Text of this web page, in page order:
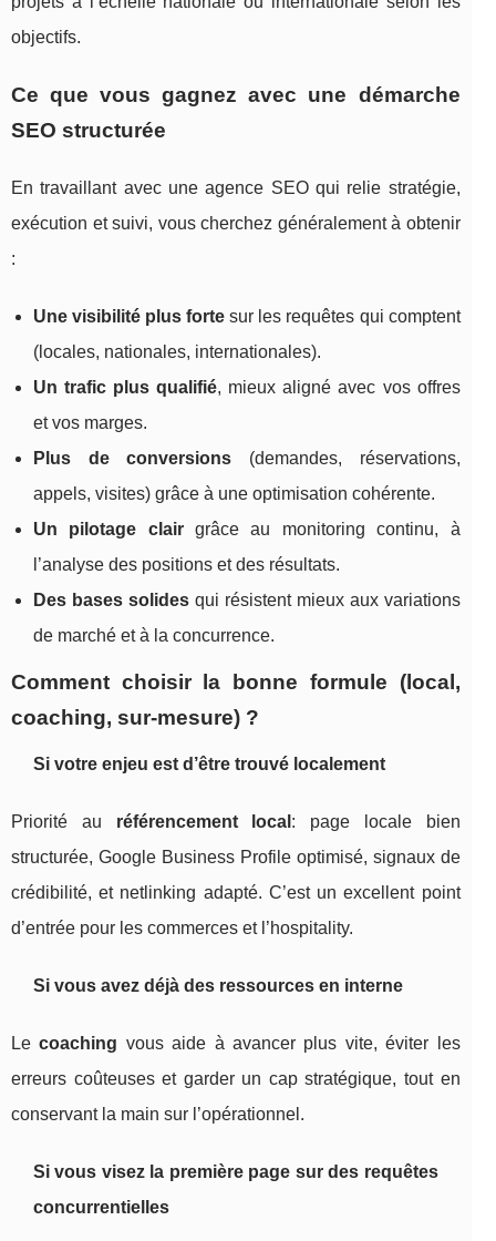
objectifs.
Ce que vous gagnez avec une démarche
SEO structurée
En travaillant avec une agence SEO qui relie stratégie,
exécution et suivi, vous cherchez généralement à obtenir
:
Une visibilité plus forte sur les requêtes qui comptent
(locales, nationales, internationales).
Un trafic plus qualifié, mieux aligné avec vos offres
et vos marges.
Plus de conversions (demandes, réservations,
appels, visites) grâce à une optimisation cohérente.
Un pilotage clairgrâce au monitoring continu, à
l’analyse des positions et des résultats.
Des bases solidesqui résistent mieux aux variations
de marché et à la concurrence.
Comment choisir la bonne formule (local,
coaching, sur-mesure) ?
Si votre enjeu est d’être trouvé localement
Priorité au référencement local : page locale bien
structurée, Google Business Profile optimisé, signaux de
crédibilité, et netlinking adapté. C’est un excellent point
d’entrée pour les commerces et l’hospitality.
Si vous avez déjà des ressources en interne
Lecoaching vous aide à avancer plus vite, éviter les
erreurs coûteuses et garder un cap stratégique, tout en
conservant la main sur l’opérationnel.
Si vous visez la première page sur des requêtes
concurrentielles